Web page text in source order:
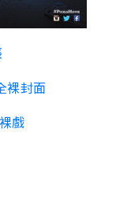
裸封面
戲